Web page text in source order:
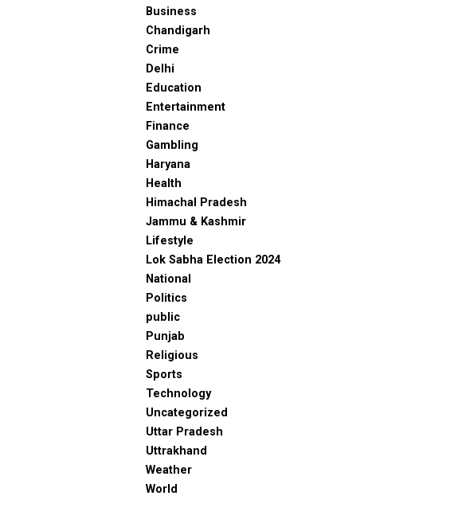
Business
Chandigarh
Crime
Delhi
Education
Entertainment
Finance
Gambling
Haryana
Health
Himachal Pradesh
Jammu & Kashmir
Lifestyle
Lok Sabha Election 2024
National
Politics
public
Punjab
Religious
Sports
Technology
Uncategorized
Uttar Pradesh
Uttrakhand
Weather
World